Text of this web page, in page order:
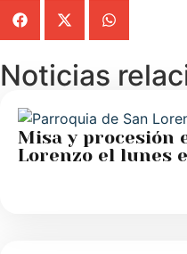
Noticias
Misa y procesión
Lorenzo el lunes